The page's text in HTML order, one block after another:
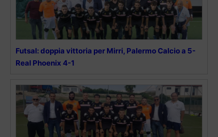
Futsal: doppia vittoria per Mirri, Palermo Calcio a 5-
Real Phoenix 4-1